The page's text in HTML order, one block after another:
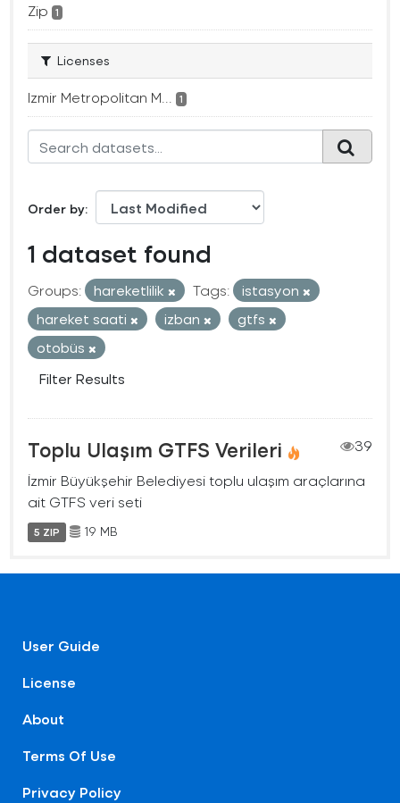
Zip 1
Licenses
Izmir Metropolitan M... 1
Order by
1 dataset found
Groups: hareketlilik Tags:
istasyon
hareket saati
izban
gtfs
otobüs
Filter Results
Toplu Ulaşım GTFS Verileri
39
İzmir Büyükşehir Belediyesi toplu ulaşım araçlarına
ait GTFS veri seti
5 ZIP 19 MB
User Guide
License
About
Terms Of Use
Privacy Policy